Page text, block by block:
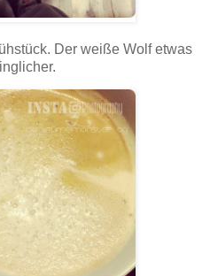
Der weiße Wolf etwas